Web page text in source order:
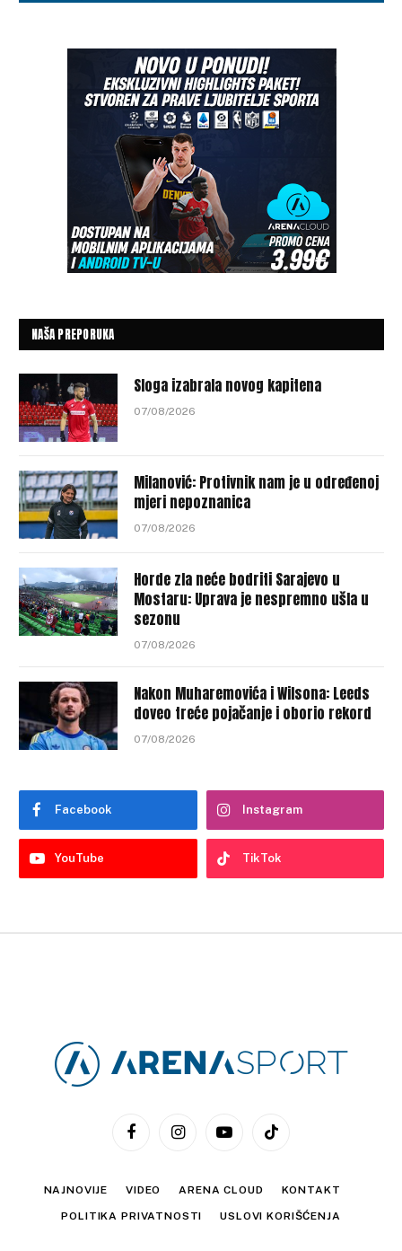
NAŠA PREPORUKA
Sloga izabrala novog kapitena
07/08/2026
Milanović: Protivnik nam je u određenoj
mjeri nepoznanica
07/08/2026
Horde zla neće bodriti Sarajevo u
Mostaru: Uprava je nespremno ušla u
sezonu
07/08/2026
Nakon Muharemovića i Wilsona: Leeds
doveo treće pojačanje i oborio rekord
07/08/2026
Facebook Instagram
YouTube TikTok
FacebookInstagramYouTubeTikTok
NAJNOVIJE VIDEO ARENA CLOUD KONTAKT
POLITIKA PRIVATNOSTI USLOVI KORIŠĆENJA